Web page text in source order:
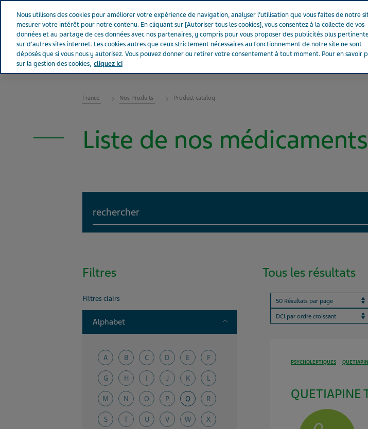
Aller sur Tevapharm
FRANCE
France Nos Produits Product catalog
Liste de nos médicaments
Search
Filtres
Filtres clairs
Alphabet Toggle
A B C D E F
G H I J K L
M N O P Q R
S T U V W X
Tous les résultats
Results per page
ProductBrandName
PSYCHOLEPTIQUES
Nous utilisons des cookies pour améliorer votre expérience de navigation, analyser l’utilisation que vous faites de notre
mesurer votre intérêt pour notre contenu. En cliquant sur [Autoriser tous les cookies], vous consentez à la collecte de vos
données et au partage de ces données avec nos partenaires, y compris pour vous proposer des publicités plus
sur d'autres sites internet. Les cookies autres que ceux strictement nécessaires au fonctionnement de notre site ne sont
déposés que si vous nous y autorisez. Vous pouvez donner ou retirer votre consentement à tout moment. Pour en savoir
sur la gestion des cookies, cliquez ici